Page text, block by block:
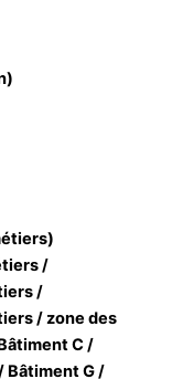
/
/
/ zone des
C /
Bâtiment G /